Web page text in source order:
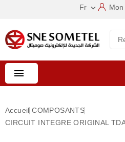
Fr 

Accueil COMPOSANTS
CIRCUIT INTEGRE ORIGINAL